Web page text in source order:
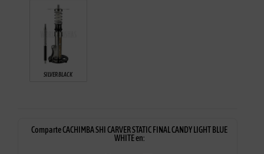
SILVER BLACK
Comparte CACHIMBA SHI CARVER STATIC FINAL CANDY LIGHT BLUE
WHITE en: